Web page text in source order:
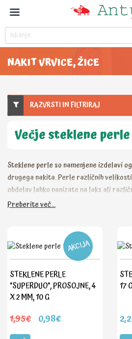
NAKIT VRVICE, ŽICE
RAZVRSTI IN FILTRIRAJ
Večje steklene perle
Steklene perle so namenjene izdelavi
drugega nakita. Perle različnih
obdelav lahko nanizate na laks ali
lahko z modelirno maso FIMO, pri
Preberite več...
AKCIJA
STEKLENE PERLE
"SUPERDUO", PROSOJNE, 4
X 2 MM, 10 G
1,95€ 0,98€
17